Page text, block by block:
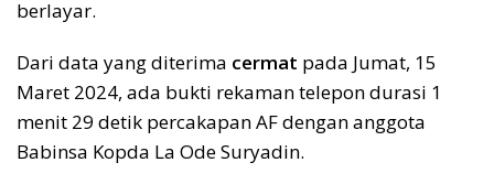
berlayar.
Dari data yang diterima cermat pada Jumat, 15
Maret 2024, ada bukti rekaman telepon durasi 1
menit 29 detik percakapan AF dengan anggota
Babinsa Kopda La Ode Suryadin.